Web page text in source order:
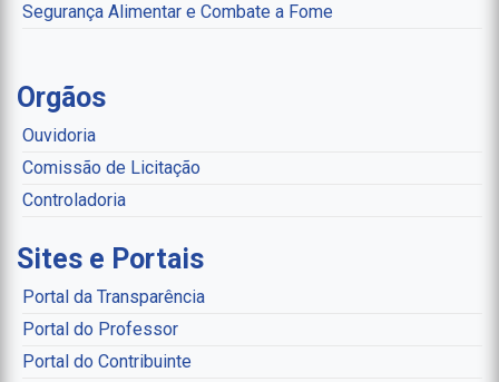
Segurança Alimentar e Combate a Fome
Orgãos
Ouvidoria
Comissão de Licitação
Controladoria
Sites e Portais
Portal da Transparência
Portal do Professor
Portal do Contribuinte